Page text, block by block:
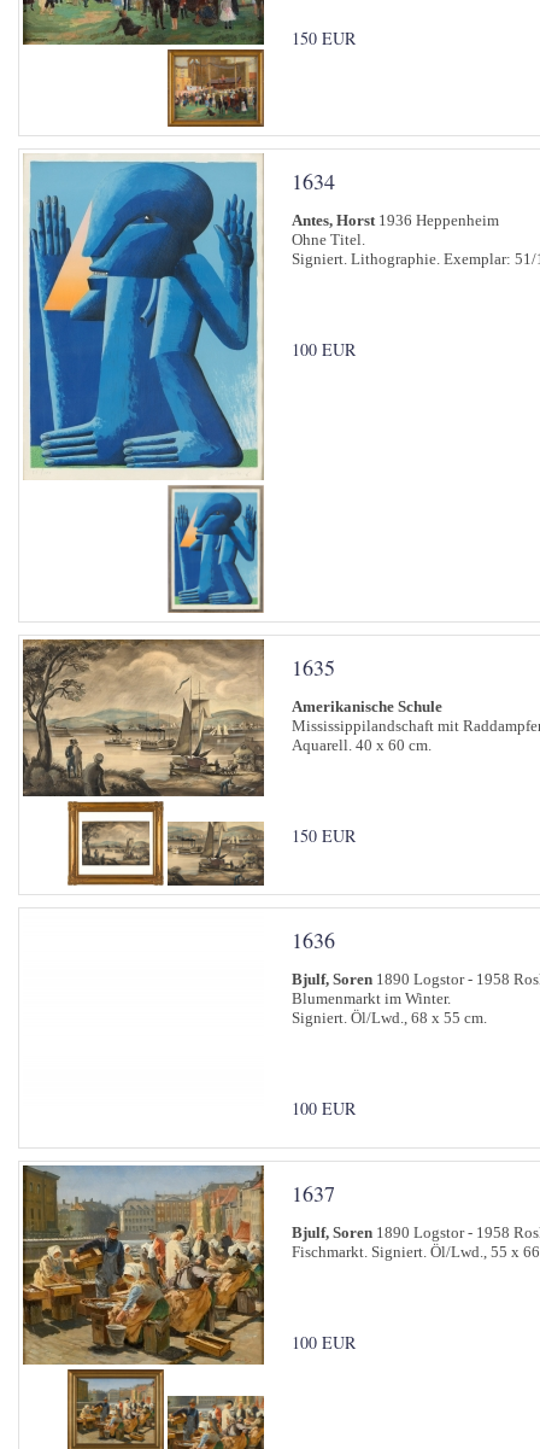
150 EUR
1634
Antes, Horst1936 Heppenheim
Ohne Titel.
Signiert. Lithographie. Exemplar: 51/
100 EUR
1635
Amerikanische Schule
Mississippilandschaft mit
Aquarell. 40 x 60 cm.
150 EUR
1636
Bjulf, Soren 1890 Logstor - 1958
Blumenmarkt im Winter.
Signiert. Öl/Lwd., 68 x 55 cm.
100 EUR
1637
Bjulf, Soren 1890 Logstor - 1958
Fischmarkt. Signiert. Öl/Lwd., 55 x
100 EUR